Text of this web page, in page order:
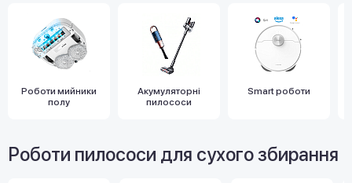
Роботи мийники
полу
Акумуляторні
пилососи
Smart роботи
Роботи пилососи для сухого збирання